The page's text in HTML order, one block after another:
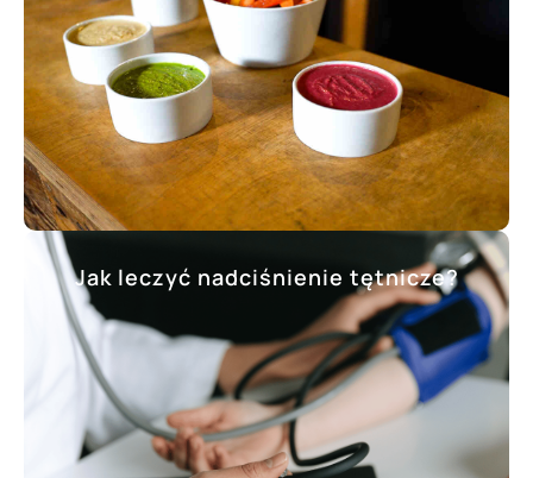
Jak leczyć nadciśnienie tętnicze?